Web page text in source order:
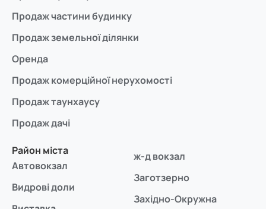
Продаж частини будинку
Продаж земельної ділянки
Оренда
Продаж комерційної нерухомості
Продаж таунхаусу
Продаж дачі
Район міста
Автовокзал
Видрові доли
ж-д вокзал
Заготзерно
Західно-Окружна